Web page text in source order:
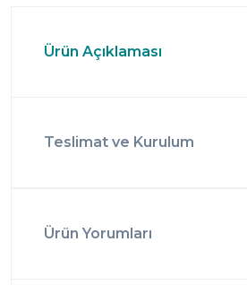
Ürün Açıklaması
Teslimat ve Kurulum
Ürün Yorumları